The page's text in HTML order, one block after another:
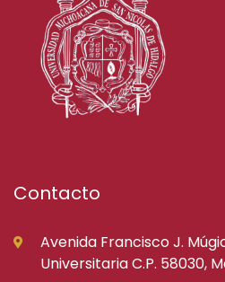
Contacto
Avenida Francisco J.
Universitaria C.P. 58030,